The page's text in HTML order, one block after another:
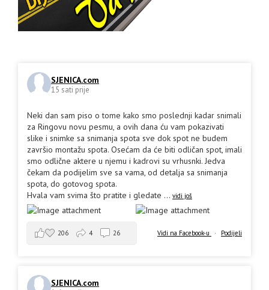
SJENICA.com
15 sati prije
Neki dan sam piso o tome kako smo poslednji kadar snimali
za Ringovu novu pesmu, a ovih dana ću vam pokazivati
slike i snimke sa snimanja spota sve dok spot ne budem
završio montažu spota. Osećam da će biti odličan spot, imali
smo odlične aktere u njemu i kadrovi su vrhusnki. Jedva
čekam da podijelim sve sa vama, od detalja sa snimanja
spota, do gotovog spota.
Hvala vam svima što pratite i gledate ... vidi još
Vidi na Facebook-u · Podijeli
206 4 26
SJENICA.com